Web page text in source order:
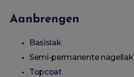
Aanbrengen
Basislak
Semi-permanente nagellak
Topcoat